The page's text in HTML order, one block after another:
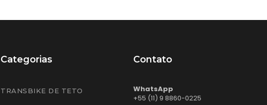
Categorias
TRANSBIKE DE TETO
Contato
WhatsApp
+55 (11) 9 8860-0225